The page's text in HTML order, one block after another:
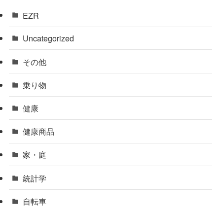
EZR
Uncategorized
その他
乗り物
健康
健康商品
家・庭
統計学
自転車